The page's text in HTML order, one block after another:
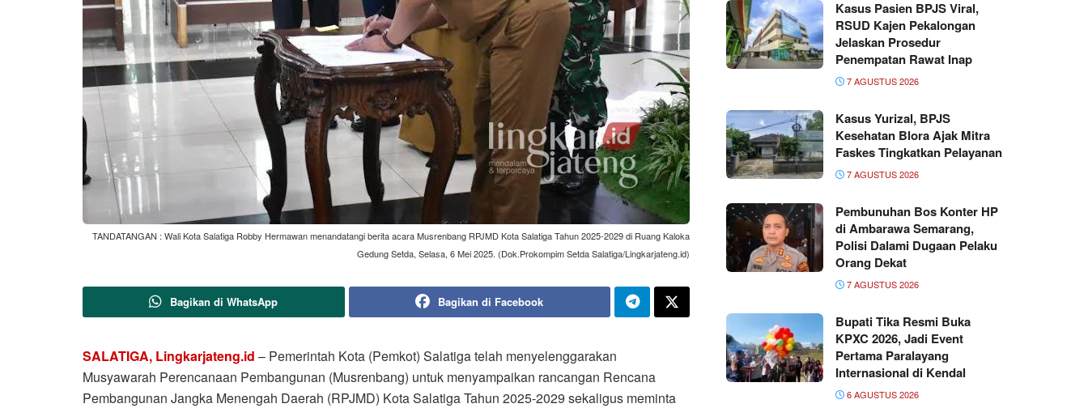
TANDATANGAN : Wali Kota Salatiga Robby Hermawan menandatangi berita acara Musrenbang RPJMD Kota Salatiga Tahun 2025-2029 di Ruang Kaloka
Gedung Setda, Selasa, 6 Mei 2025. (Dok.Prokompim Setda Salatiga/Lingkarjateng.id)
Bagikan di WhatsApp Bagikan di Facebook
SALATIGA, Lingkarjateng.id – Pemerintah Kota (Pemkot) Salatiga telah menyelenggarakan
Musyawarah Perencanaan Pembangunan (Musrenbang) untuk menyampaikan rancangan Rencana
Pembangunan Jangka Menengah Daerah (RPJMD) Kota Salatiga Tahun 2025-2029 sekaligus meminta
Kasus Pasien BPJS Viral,
RSUD Kajen Pekalongan
Jelaskan Prosedur
Penempatan Rawat Inap
7 AGUSTUS 2026
Kasus Yurizal, BPJS
Kesehatan Blora Ajak Mitra
Faskes Tingkatkan Pelayanan
7 AGUSTUS 2026
Pembunuhan Bos Konter HP
di Ambarawa Semarang,
Polisi Dalami Dugaan Pelaku
Orang Dekat
7 AGUSTUS 2026
Bupati Tika Resmi Buka
KPXC 2026, Jadi Event
Pertama Paralayang
Internasional di Kendal
6 AGUSTUS 2026